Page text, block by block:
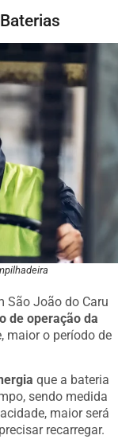
São João do Caru
de operação da
maior o período de
que a bateria
sendo medida
maior será
recarregar.